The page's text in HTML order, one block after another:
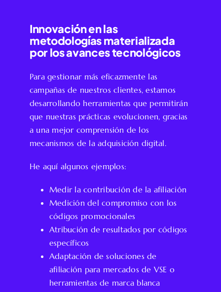
Innovación en las
metodologías materializada
por los avances tecnológicos
Para gestionar más eficazmente las
campañas de nuestros clientes, estamos
desarrollando herramientas que permitirán
que nuestras prácticas evolucionen, gracias
a una mejor comprensión de los
mecanismos de la adquisición digital.
He aquí algunos ejemplos:
Medir la contribución de la afiliación
Medición del compromiso con los
códigos promocionales
Atribución de resultados por códigos
específicos
Adaptación de soluciones de
afiliación para mercados de VSE o
herramientas de marca blanca